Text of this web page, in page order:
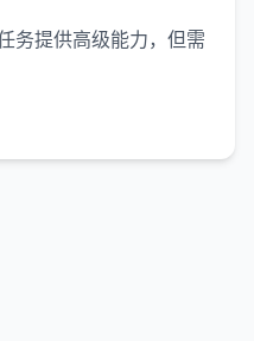
务提供高级能力，但需